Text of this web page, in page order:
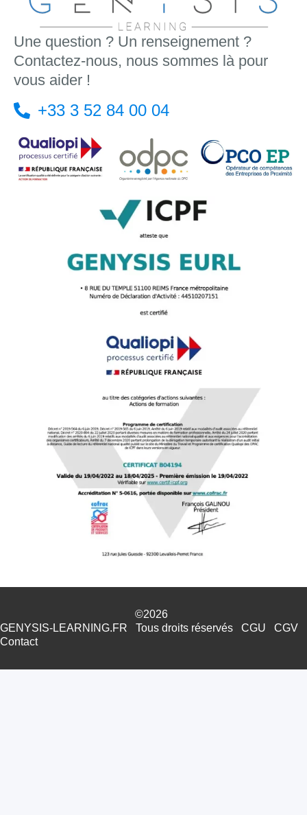
Une question ? Un renseignement ?
Contactez-nous, nous sommes là pour
vous aider !
+33 3 52 84 00 04
©2026
GENYSIS-LEARNING.FR
Tous droits réservés CGU
CGV
Contact